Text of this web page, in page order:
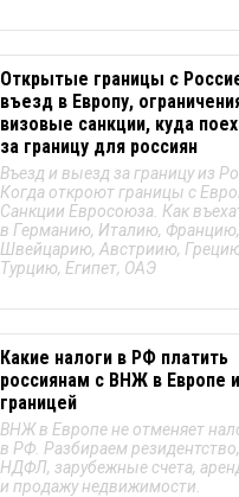
Открытые границы с
въезд в Европу,
визовые санкции, куда
за границу для россиян
Въезд и выезд за границу из
Когда откроют границы с
Санкции Евросоюза. Как
в Германию, Италию, Францию,
Швейцарию, Австриию,
Турцию, Египет, ОАЭ
Какие налоги в РФ платить
россиянам с ВНЖ в Европе
границей
ВНЖ в Европе не отменяет
в РФ. Разбираем
НДФЛ, зарубежные счета,
и продажу недвижимости.